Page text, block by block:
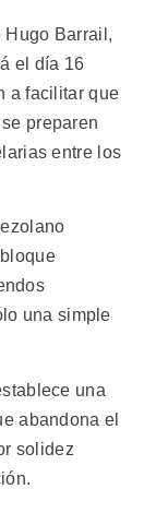
Hugo Barrail,
el día 16
a facilitar que
preparen
entre los
una simple
una
abandona el
solidez